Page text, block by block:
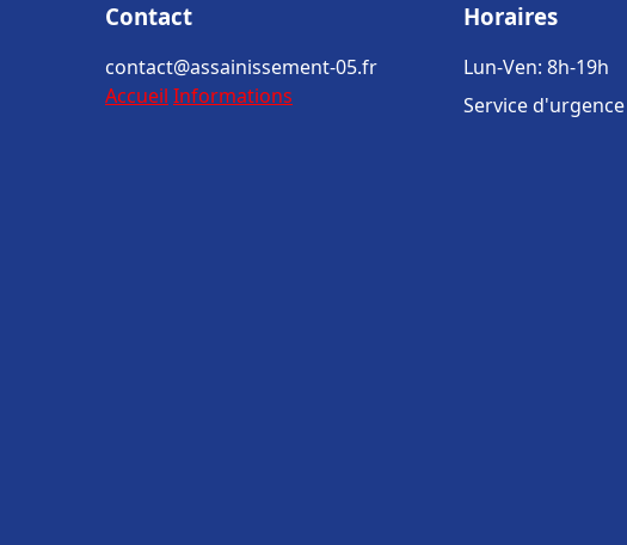
Contact
contact@assainissement-05.fr
Accueil Informations
Horaires
Lun-Ven: 8h-19h
Service